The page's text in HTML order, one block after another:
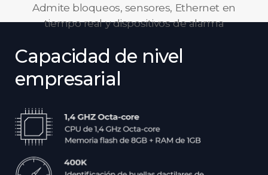
Admite bloqueos, sensores, Ethernet en
tiempo real y dispositivos de alarma
Capacidad de nivel
empresarial